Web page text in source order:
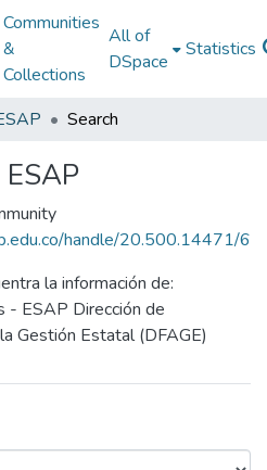
Communities
&
Collections
All of
DSpace
Statistics
Search
handle/20.500.14471/6
la información de:
- ESAP Dirección de
Gestión Estatal (DFAGE)